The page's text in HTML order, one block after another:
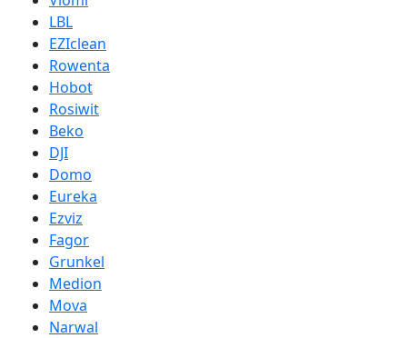
LBL
EZIclean
Rowenta
Hobot
Rosiwit
Beko
DJI
Domo
Eureka
Ezviz
Fagor
Grunkel
Medion
Mova
Narwal